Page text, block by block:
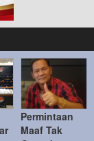
Permintaan
Maaf Tak